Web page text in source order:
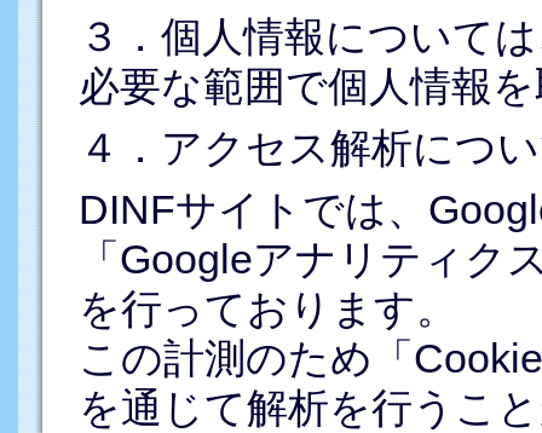
３．個人情報について
必要な範囲で個人情報
４．アクセス解析につ
DINFサイトでは、
「Googleアナリティク
を行っております。
この計測のため「
を通じて解析を行うこ